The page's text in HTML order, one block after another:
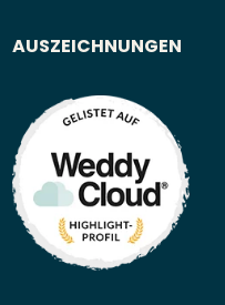
AUSZEICHNUNGEN